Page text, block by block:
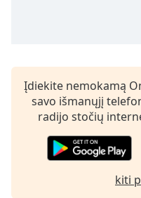
descriptions
off,
selected
Įdiekite nemokamą
savo išmanųjį
radijo stočių
kiti